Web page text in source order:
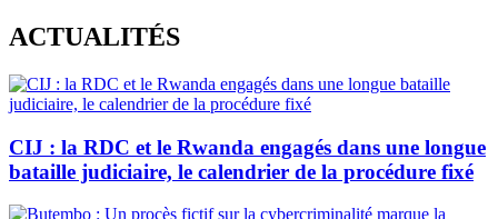
Skip
to
content
ACTUALITÉS
CIJ : la RDC et le Rwanda engagés dans une longue
bataille judiciaire, le calendrier de la procédure fixé